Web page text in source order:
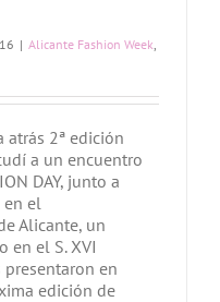
| Alicante Fashion Week
atrás 2ª edición
a un encuentro
DAY, junto a
el
Alicante, un
en el S. XVI
en
edición de